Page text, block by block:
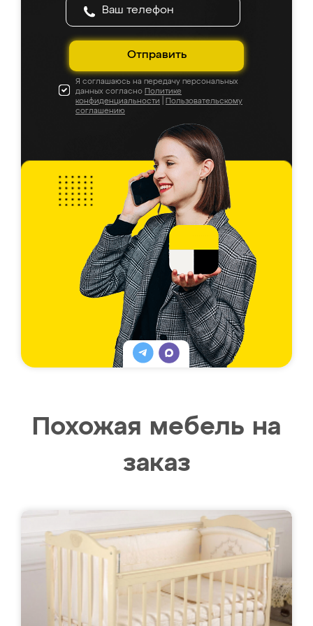
Отправить
Я соглашаюсь на передачу персональных
данных согласно Политике
конфиденциальности
Пользовательскому
соглашению
Похожая мебель на
заказ